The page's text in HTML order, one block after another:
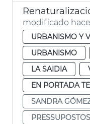
modificado
URBANISMO Y
URBANISMO
LA SAIDIA
EN PORTADA
SANDRA